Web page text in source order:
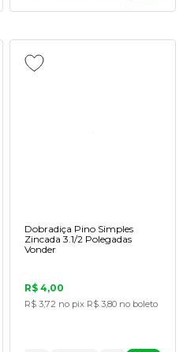
Dobradiça Pino Simples
Zincada 3.1/2 Polegadas
Vonder
R$ 4,00
R$ 3,72 no pix R$ 3,80 no boleto